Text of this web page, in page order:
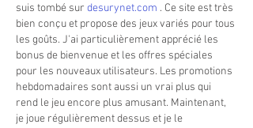
suis tombé sur desurynet.com . Ce site est très
bien conçu et propose des jeux variés pour tous
les goûts. J'ai particulièrement apprécié les
bonus de bienvenue et les offres spéciales
pour les nouveaux utilisateurs. Les promotions
hebdomadaires sont aussi un vrai plus qui
rend le jeu encore plus amusant. Maintenant,
je joue régulièrement dessus et je le